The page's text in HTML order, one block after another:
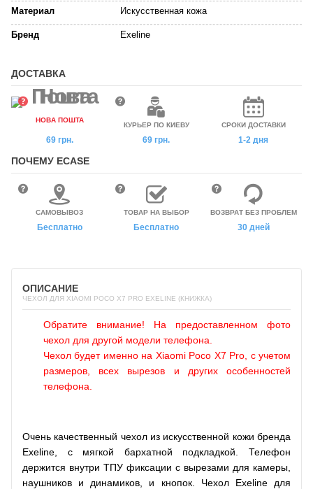
Материал Искусственная кожа
Бренд Exeline
ДОСТАВКА
НОВА ПОШТА
69 грн.
КУРЬЕР ПО КИЕВУ
69 грн.
СРОКИ ДОСТАВКИ
1-2 дня
ПОЧЕМУ ECASE
САМОВЫВОЗ
Бесплатно
ТОВАР НА ВЫБОР
Бесплатно
ВОЗВРАТ БЕЗ ПРОБЛЕМ
30 дней
ОПИСАНИЕ
ЧЕХОЛ ДЛЯ XIAOMI POCO X7 PRO EXELINE (КНИЖКА)
Обратите внимание! На предоставленном фото
чехол для другой модели телефона.
Чехол будет именно на Xiaomi Poco X7 Pro, с учетом
размеров, всех вырезов и других особенностей
телефона.
Очень качественный чехол из искусственной кожи бренда
Exeline, с мягкой бархатной подкладкой. Телефон
держится внутри ТПУ фиксации с вырезами для камеры,
наушников и динамиков, и кнопок. Чехол Exeline для